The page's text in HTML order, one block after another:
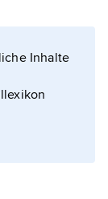
Inhalte